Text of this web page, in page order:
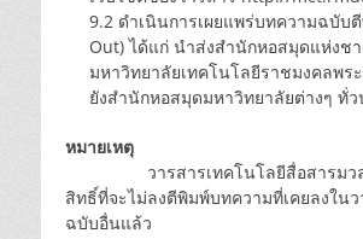
9.2 ดำเนินการเผยแพร่บทความฉบับ
Out) ได้แก่ นำส่งสำนักหอสมุดแห่งช
มหาวิทยาลัยเทคโนโลยีราชมงคลพร
ยังสำนักหอสมุดมหาวิทยาลัยต่างๆ ทั่ว
หมายเหตุ
วารสารเทคโนโลยีสื่อสารมวล
สิทธิ์ที่จะไม่ลงตีพิมพ์บทความที่เคยลงใน
ฉบับอื่นแล้ว